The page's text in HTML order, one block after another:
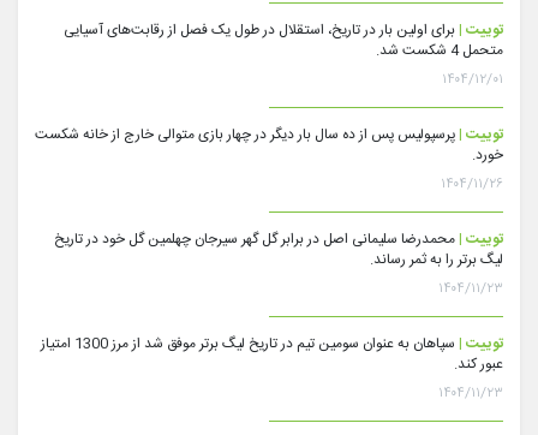
توییت |برای اولین بار در تاریخ، استقلال در طول یک فصل از رقابت‌های آسیایی
متحمل 4 شکست شد.
۱۴۰۴/۱۲/۰۱
توییت |پرسپولیس پس از ده سال بار دیگر در چهار بازی متوالی خارج از خانه شکست
خورد.
۱۴۰۴/۱۱/۲۶
توییت |محمدرضا سلیمانی اصل در برابر گل گهر سیرجان چهلمین گل خود در تاریخ
لیگ برتر را به ثمر رساند.
۱۴۰۴/۱۱/۲۳
توییت |
سپاهان به عنوان سومین تیم در تاریخ لیگ برتر موفق شد از مرز 1300 امتیاز
عبور کند.
۱۴۰۴/۱۱/۲۳